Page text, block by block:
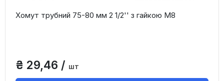
Хомут трубний 75-80 мм 2 1/2'' з гайкою М8
₴ 29,46 / шт